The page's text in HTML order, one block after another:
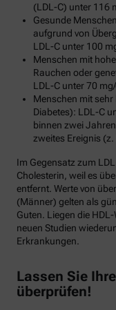
(LDL-C) unter 116
Gesunde
aufgrund von
LDL-C unter 100
Menschen mit
Rauchen oder
LDL-C unter 70 mg/
Menschen mit
Diabetes): LDL-C
binnen zwei
zweites Ereignis
Im Gegensatz zum
Cholesterin, weil es
entfernt. Werte von
(Männer) gelten als
Guten. Liegen die
neuen Studien
Erkrankungen.
Lassen Sie
überprüfen!